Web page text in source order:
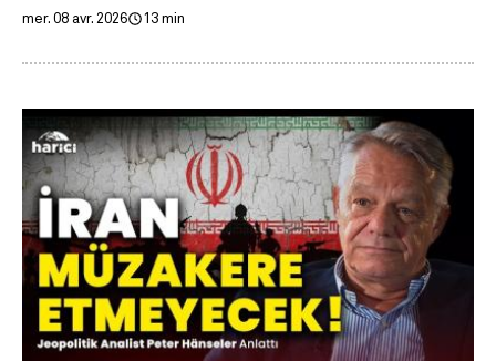
mer. 08 avr. 2026 13 min